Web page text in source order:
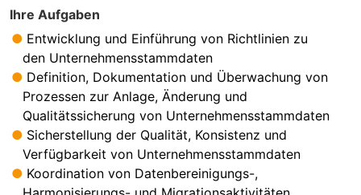
Ihre Aufgaben
Entwicklung und Einführung von Richtlinien zu
den Unternehmensstammdaten
Definition, Dokumentation und Überwachung von
Prozessen zur Anlage, Änderung und
Qualitätssicherung von Unternehmensstammdaten
Sicherstellung der Qualität, Konsistenz und
Verfügbarkeit von Unternehmensstammdaten
Koordination von Datenbereinigungs-,